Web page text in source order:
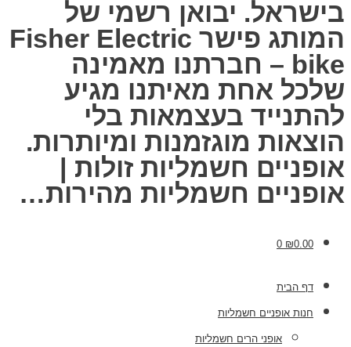
בישראל. יבואן רשמי של
המותג פישר Fisher Electric
bike – חברתנו מאמינה
שלכל אחת מאיתנו מגיע
להתנייד בעצמאות בלי
הוצאות מוגזמנות ומיותרות.
אופניים חשמליות זולות |
אופניים חשמליות מהירות…
₪0.00
0
דף הבית
חנות אופניים חשמליות
אופני הרים חשמליות